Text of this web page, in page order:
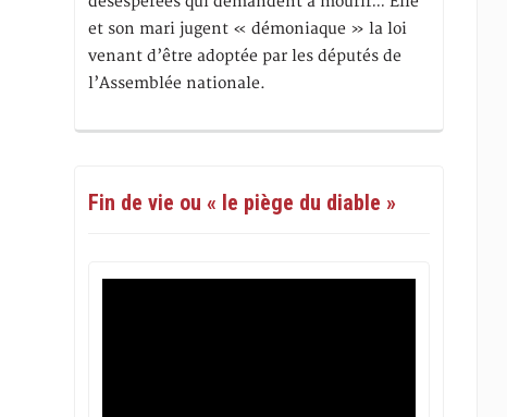
et son mari jugent « démoniaque » la loi
venant d’être adoptée par les députés de
l’Assemblée nationale.
Fin de vie ou « le piège du diable »